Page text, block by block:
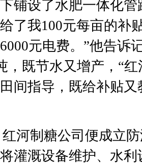
铺设了水肥一体化管
了我100元每亩的补
元电费。”他告诉
，既节水又增产，“
间指导，既给补贴
河制糖公司便成立
灌溉设备维护、水